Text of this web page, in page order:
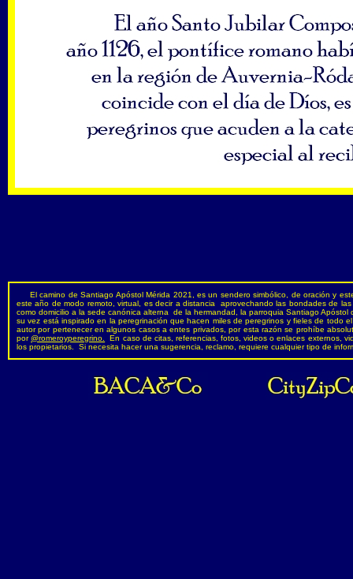
El camino de Santiago Apóstol Mérida 2021, es un sendero simbólico, de oración y
este año de modo remoto, virtual, es decir a distancia aprovechando las bondades de
como domicilio a la sede canónica alterna de la hermandad, la parroquia Santiago
su vez está inspirado en la peregrinación que hacen miles de peregrinos y fieles de todo
autor por pertenecer en algunos casos a entes privados, por esta razón se prohíbe
por@romeroyperegrino.
En caso de citas, referencias, fotos, videos o enlaces externos,
los propietarios. Si necesita hacer una sugerencia, reclamo, requiere cualquier tipo de